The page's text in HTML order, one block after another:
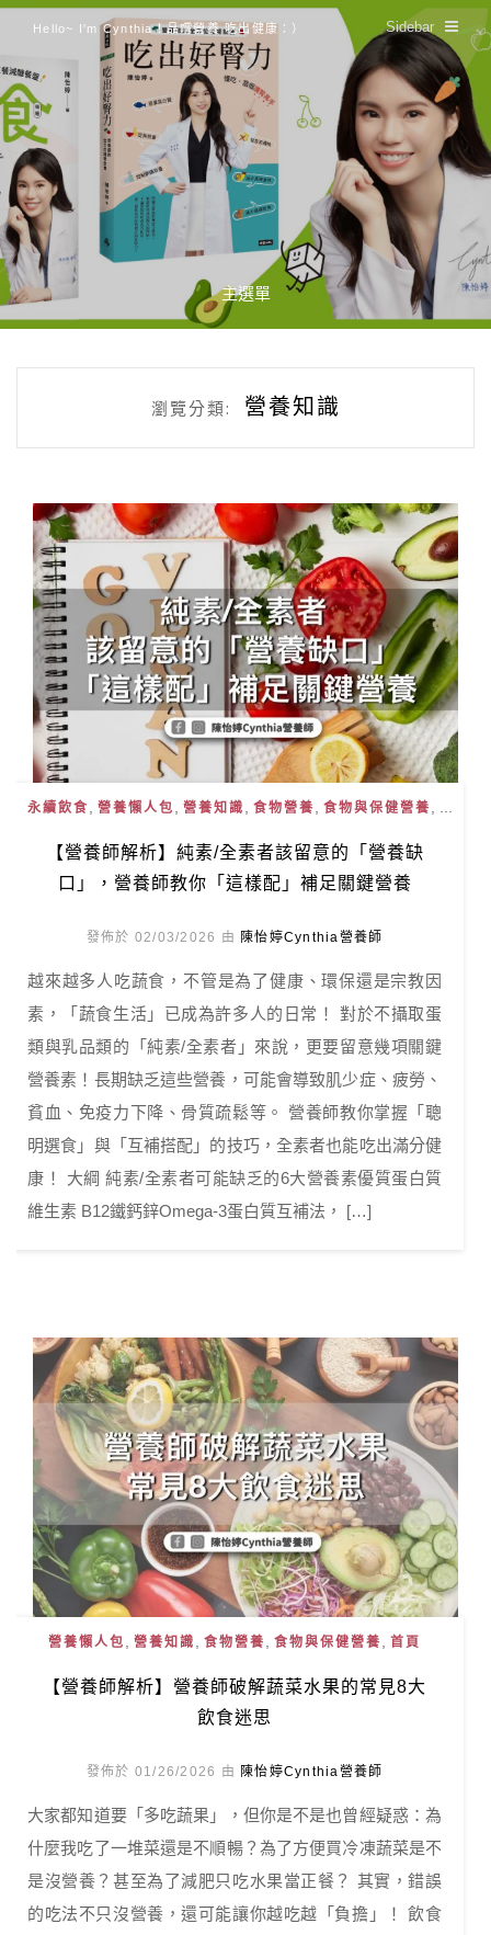
Hello~ I'm Cynthia！品嚐營養 吃出健康：） Sidebar
主選單
瀏覽分類: 營養知識
永續飲食 營養懶人包 營養知識 食物營養 食物與保健營養
【營養師解析】純素/全素者該留意的「營養缺
口」，營養師教你「這樣配」補足關鍵營養
發佈於 02/03/2026 由 陳怡婷Cynthia營養師
越來越多人吃蔬食，不管是為了健康、環保還是宗教因
素，「蔬食生活」已成為許多人的日常！ 對於不攝取蛋
類與乳品類的「純素/全素者」來說，更要留意幾項關鍵
營養素！長期缺乏這些營養，可能會導致肌少症、疲勞、
貧血、免疫力下降、骨質疏鬆等。 營養師教你掌握「聰
明選食」與「互補搭配」的技巧，全素者也能吃出滿分健
康！ 大綱 純素/全素者可能缺乏的6大營養素優質蛋白質
維生素 B12鐵鈣鋅Omega-3蛋白質互補法， […]
營養懶人包 營養知識 食物營養 食物與保健營養 首頁
【營養師解析】營養師破解蔬菜水果的常見8大
飲食迷思
發佈於 01/26/2026 由 陳怡婷Cynthia營養師
大家都知道要「多吃蔬果」，但你是不是也曾經疑惑：為
什麼我吃了一堆菜還是不順暢？為了方便買冷凍蔬菜是不
是沒營養？甚至為了減肥只吃水果當正餐？ 其實，錯誤
的吃法不只沒營養，還可能讓你越吃越「負擔」！ 飲食